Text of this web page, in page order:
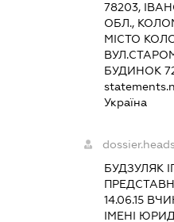
78203,
ОБЛ.,
МІСТО
БУДИНОК
Україна
БУДЗУЛЯК
14.06.15
ІМЕНІ